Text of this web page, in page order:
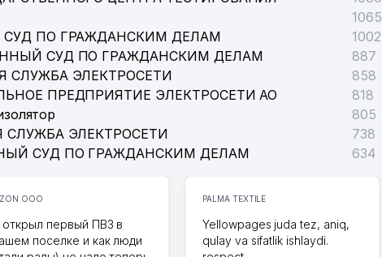
1065
ПО ГРАЖДАНСКИМ ДЕЛАМ
1002
СУД ПО ГРАЖДАНСКИМ ДЕЛАМ
887
СЛУЖБА ЭЛЕКТРОСЕТИ
858
ПРЕДПРИЯТИЕ ЭЛЕКТРОСЕТИ АО
818
805
СЛУЖБА ЭЛЕКТРОСЕТИ
738
СУД ПО ГРАЖДАНСКИМ ДЕЛАМ 634
ООО
открыл первый ПВЗ в
поселке и как люди
PALMA TEXTILE
Yellowpages juda tez, aniq,
qulay va sifatlik ishlaydi.